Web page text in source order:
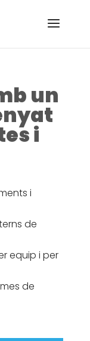
un
i
i
de
equip i per
de